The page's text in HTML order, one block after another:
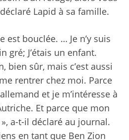
Lapid à sa famille.
est bouclée. … Je n’y suis
gré; J’étais un enfant.
bien sûr, mais c’est aussi
rentrer chez moi. Parce
et je m’intéresse à
Et parce que mon
a-t-il déclaré au journal.
en tant que Ben Zion